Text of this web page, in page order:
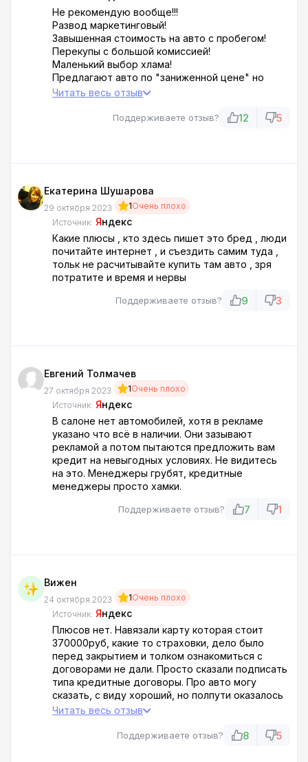
Не рекомендую вообще!!!
Развод маркетинговый!
Завышенная стоимость на авто с пробегом!
Перекупы с большой комиссией!
Маленький выбор хлама!
Предлагают авто по "заниженной цене" но
после приезда и ознакомления выясняется
завышенный % банка.
Читать весь отзыв
Поддерживаете отзыв? 12 5
Екатерина Шушарова
29 октября 2023 1Очень плохо
Источник: Яндекс
Какие плюсы , кто здесь пишет это бред , люди
почитайте интернет , и съездить самим туда ,
тольк не расчитывайте купить там авто , зря
потратите и время и нервы
Поддерживаете отзыв? 9 3
Евгений Толмачев
27 октября 2023 1Очень плохо
Источник: Яндекс
В салоне нет автомобилей, хотя в рекламе
указано что всё в наличии. Они зазывают
рекламой а потом пытаются предложить вам
кредит на невыгодных условиях. Не видитесь
на это. Менеджеры грубят, кредитные
менеджеры просто хамки.
Поддерживаете отзыв? 7 1
Вижен
24 октября 2023 1Очень плохо
Источник: Яндекс
Плюсов нет. Навязали карту которая стоит
370000руб, какие то страховки, дело было
перед закрытием и толком ознакомиться с
договорами не дали. Просто сказали подписать
типа кредитные договоры. Про авто могу
сказать, с виду хороший, но полпути оказалось
что нет ручного тормоза, загорелось АВС,,
краском прям по грязи и ржавчины.
Читать весь отзыв
Поддерживаете отзыв? 8 5